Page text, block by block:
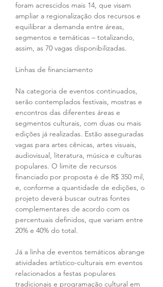
foram acrescidos mais 14, que visam
ampliar a regionalização dos recursos e
equilibrar a demanda entre áreas,
segmentos e temáticas – totalizando,
assim, as 70 vagas disponibilizadas.
Linhas de financiamento
Na categoria de eventos continuados,
serão contemplados festivais, mostras e
encontros das diferentes áreas e
segmentos culturais, com duas ou mais
edições já realizadas. Estão asseguradas
vagas para artes cênicas, artes visuais,
audiovisual, literatura, música e culturas
populares. O limite de recursos
financiado por proposta é de R$ 350 mil,
e, conforme a quantidade de edições, o
projeto deverá buscar outras fontes
complementares de acordo com os
percentuais definidos, que variam entre
20% e 40% do total.
Já a linha de eventos temáticos abrange
atividades artístico-culturais em eventos
relacionados a festas populares
tradicionais e programação cultural em